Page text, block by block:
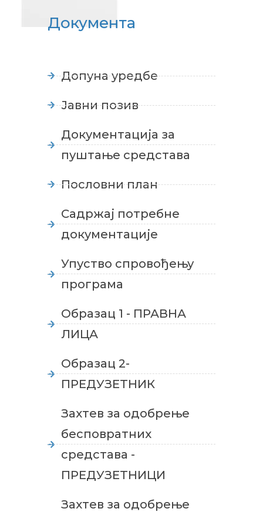
Документа
Допуна уредбе
Јавни позив
Документација за
пуштање средстава
Пословни план
Садржај потребне
документације
Упуство спровођењу
програма
Образац 1 - ПРАВНА
ЛИЦА
Образац 2-
ПРЕДУЗЕТНИК
Захтев за одобрење
бесповратних
средстава -
ПРЕДУЗЕТНИЦИ
Захтев за одобрење